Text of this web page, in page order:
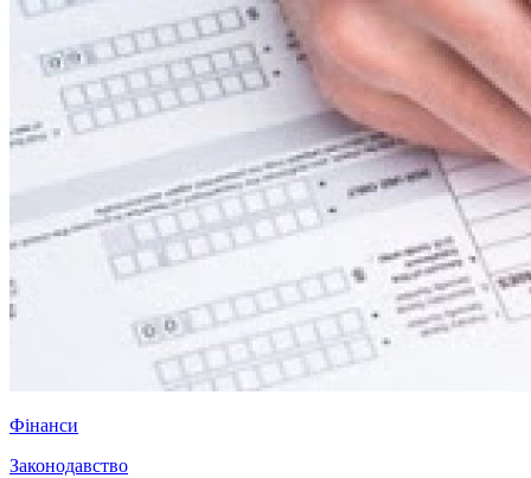
Фінанси
Законодавство